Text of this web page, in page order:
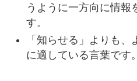
うように一方向に情報
す。
「知らせる」よりも
に適している言葉です。